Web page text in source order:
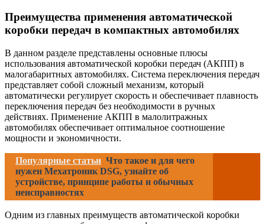
Преимущества применения автоматической
коробки передач в компактных автомобилях
В данном разделе представлены основные плюсы
использования автоматической коробки передач (АКПП) в
малогабаритных автомобилях. Система переключения передач
представляет собой сложный механизм, который
автоматически регулирует скорость и обеспечивает плавность
переключения передач без необходимости в ручных
действиях. Применение АКПП в малолитражных
автомобилях обеспечивает оптимальное соотношение
мощности и экономичности.
Популярные статьи Что такое и для чего
нужен Мехатроник DSG, узнайте об
устройстве, принципе работы и обычных
неисправностях
Одним из главных преимуществ автоматической коробки